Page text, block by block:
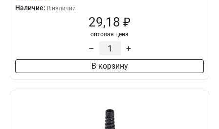
Наличие: В наличии
29,18 ₽
оптовая цена
– +
В корзину